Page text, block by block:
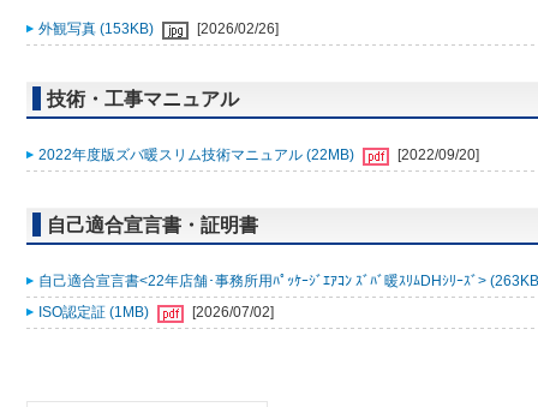
外観写真 (153KB) [2026/02/26]
技術・工事マニュアル
2022年度版ズバ暖スリム技術マニュアル (22MB) [2022/09/20]
自己適合宣言書・証明書
自己適合宣言書<22年店舗･事務所用ﾊﾟｯｹｰｼﾞｴｱｺﾝ ｽﾞﾊﾞ暖ｽﾘﾑDHｼﾘｰｽﾞ>
ISO認定証 (1MB)
[2026/07/02]